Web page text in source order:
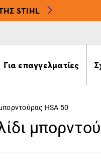
STIHL
Για επαγγελματίες
HSA 50